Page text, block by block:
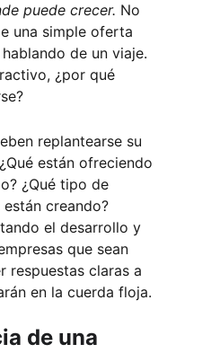
puede crecer. No
una simple oferta
de un viaje.
¿por qué
replantearse su
están ofreciendo
¿Qué tipo de
creando?
el desarrollo y
que sean
respuestas claras a
en la cuerda floja.
de una